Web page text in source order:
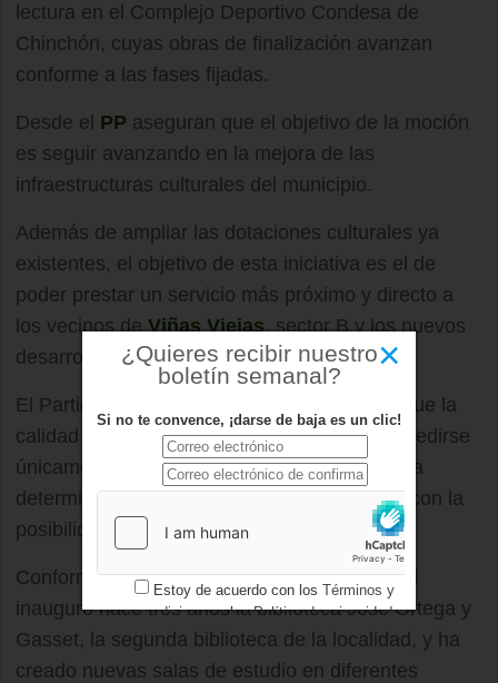
lectura en el Complejo Deportivo Condesa de
Chinchón, cuyas obras de finalización avanzan
conforme a las fases fijadas.
Desde el PP aseguran que el objetivo de la moción
es seguir avanzando en la mejora de las
infraestructuras culturales del municipio.
Además de ampliar las dotaciones culturales ya
existentes, el objetivo de esta iniciativa es el de
poder prestar un servicio más próximo y directo a
los vecinos deViñas Viejas, sector B y los nuevos
desarrollos deBoadilla .
El Partido Popular argumenta en la moción que la
calidad de vida de los ciudadanos no debe medirse
únicamente por el nivel de renta o el acceso a
determinadas infraestructuras, sino también con la
posibilidad de acceso a la
y al arte.
Conforme a estos principios el Ejecutivo local
inauguró hace tres años la biblioteca José Ortega y
Gasset, la segunda biblioteca de la localidad, y ha
creado nuevas salas de estudio en diferentes
×
¿Quieres recibir nuestro
boletín semanal?
Si no te convence, ¡darse de baja es un clic!
Estoy de acuerdo con los Términos y
condicionesy losPolítica de privacidad